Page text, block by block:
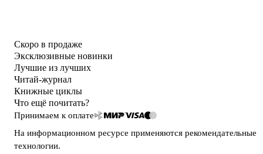
Скоро в продаже
Эксклюзивные новинки
Лучшие из лучших
Читай-журнал
Книжные циклы
Что ещё почитать?
Принимаем к оплате
На информационном ресурсе применяются рекомендательные
технологии.